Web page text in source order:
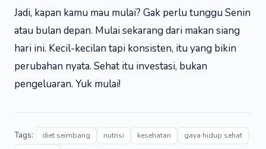
Jadi, kapan kamu mau mulai? Gak perlu tunggu Senin
atau bulan depan. Mulai sekarang dari makan siang
hari ini. Kecil-kecilan tapi konsisten, itu yang bikin
perubahan nyata. Sehat itu investasi, bukan
pengeluaran. Yuk mulai!
Tags: diet seimbang nutrisi kesehatan
gaya hidup sehat